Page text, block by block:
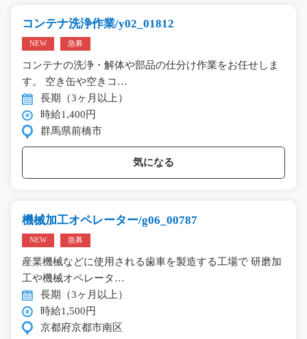
コンテナ洗浄作業/y02_01812
NEW 急募
コンテナの洗浄・解体や部品の仕分け作業をお任せしま
す。 空き缶や空きコ…
長期（3ヶ月以上）
時給1,400円
群馬県前橋市
気になる
機械加工オペレーター/g06_00787
NEW 急募
産業機械などに使用される歯車を製造する工場で 研磨加
工や機械オペレータ…
長期（3ヶ月以上）
時給1,500円
京都府京都市南区